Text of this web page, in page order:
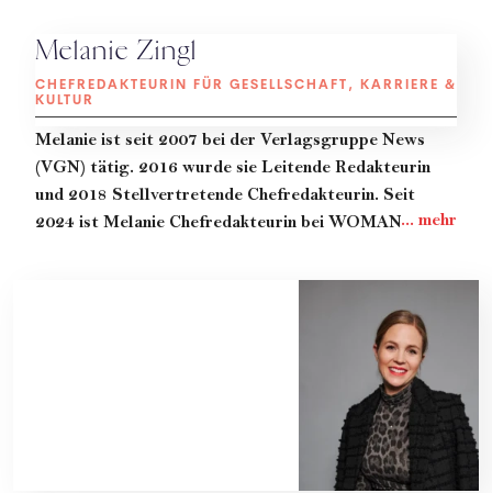
Melanie Zingl
CHEFREDAKTEURIN FÜR GESELLSCHAFT, KARRIERE &
KULTUR
Melanie ist seit 2007 bei der Verlagsgruppe News
(VGN) tätig. 2016 wurde sie Leitende Redakteurin
und 2018 Stellvertretende Chefredakteurin. Seit
2024 ist Melanie Chefredakteurin bei WOMAN. Ihr
wir davon überzeugt sind, dass eine gleichberechtigte